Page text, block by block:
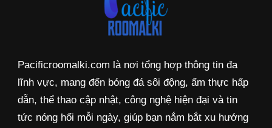
Pacificroomalki.com là nơi tổng hợp thông tin đa
lĩnh vực, mang đến bóng đá sôi động, ẩm thực hấp
dẫn, thể thao cập nhật, công nghệ hiện đại và tin
tức nóng hổi mỗi ngày, giúp bạn nắm bắt xu hướng